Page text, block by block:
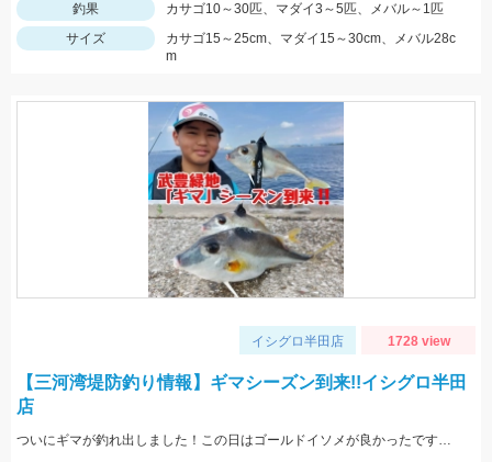
釣果
カサゴ10～30匹、マダイ3～5匹、メバル～1匹
サイズ
カサゴ15～25cm、マダイ15～30cm、メバル28c
m
イシグロ半田店 1728 view
【三河湾堤防釣り情報】ギマシーズン到来!!イシグロ半田
店
ついにギマが釣れ出しました！この日はゴールドイソメが良かったですが、石ゴカイとの使い分けが釣果UPのポイントです!!